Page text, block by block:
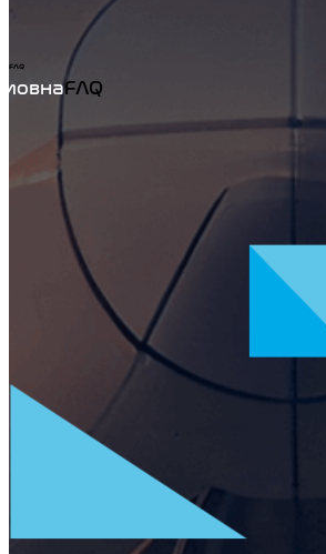
FAQ
HomeFAQ